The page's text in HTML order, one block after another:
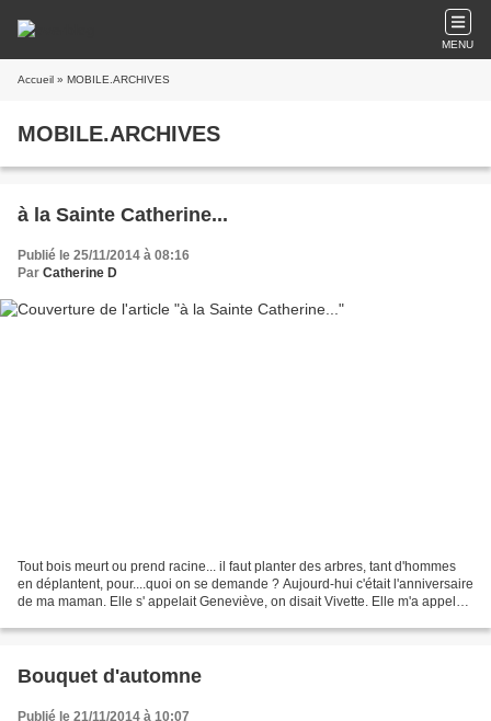
MENU
Accueil » MOBILE.ARCHIVES
MOBILE.ARCHIVES
à la Sainte Catherine...
Publié le 25/11/2014 à 08:16
Par Catherine D
Tout bois meurt ou prend racine... il faut planter des arbres, tant d'hommes
en déplantent, pour....quoi on se demande ? Aujourd-hui c'était l'anniversaire
de ma maman. Elle s' appelait Geneviève, on disait Vivette. Elle m'a appelée
Bouquet d'automne
Publié le 21/11/2014 à 10:07